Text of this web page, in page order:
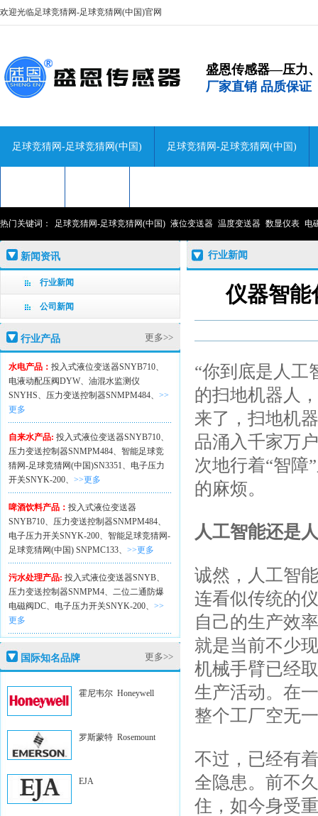
欢迎光临足球竞猜网-足球竞猜网(中国)官网
盛恩传感器—压力
厂家直销 品质保证
足球竞猜网-足球竞猜网(中国) 足球竞猜网-足球竞猜网(中国)
热门关键词： 足球竞猜网-足球竞猜网(中国) 液位变送器 温度变送器 数显仪表 电
新闻资讯
行业新闻
公司新闻
行业产品 更多>>
水电产品： 投入式液位变送器SNYB710、
电液动配压阀DYW、 油混水监测仪
SNYHS、 压力变送控制器SNMPM484、 >>
更多
自来水产品: 投入式液位变送器SNYB710、
压力变送控制器SNMPM484、 智能足球竞
猜网-足球竞猜网(中国)SN3351、 电子压力
开关SNYK-200、 >>更多
啤酒饮料产品： 投入式液位变送器
SNYB710、 压力变送控制器SNMPM484、
电子压力开关SNYK-200、 智能足球竞猜网-
足球竞猜网(中国) SNPMC133、 >>更多
污水处理产品: 投入式液位变送器SNYB、
压力变送控制器SNMPM4、 二位二通防爆
电磁阀DC、 电子压力开关SNYK-200、 >>
更多
国际知名品牌 更多>>
霍尼韦尔 Honeywell
罗斯蒙特 Rosemount
EJA
行业新闻
仪器智能
“你到底是人工
的扫地机器人
来了，扫地机
品涌入千家万
次地行着“智障
的麻烦。
人工智能还是
诚然，人工智
连看似传统的
自己的生产效
就是当前不少
机械手臂已经
生产活动。在
整个工厂空无
不过，已经有
全隐患。前不
住，如今身受